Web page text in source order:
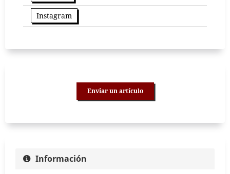
Instagram
Enviar un artículo
Información